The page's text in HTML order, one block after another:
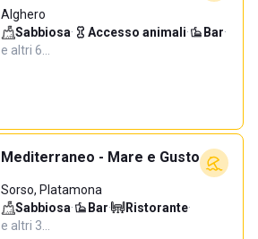
Alghero
Sabbiosa· Accesso animali· Bar·
e altri 6…
Mediterraneo - Mare e Gusto
Sorso, Platamona
Sabbiosa· Bar· Ristorante·
e altri 3…